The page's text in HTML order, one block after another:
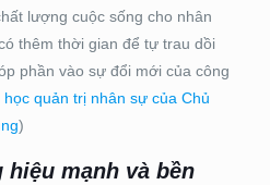
lượng cuộc sống cho nhân
thêm thời gian để tự trau dồi
phần vào sự đổi mới của công
học quản trị nhân sự của Chủ
)
mạnh và bền